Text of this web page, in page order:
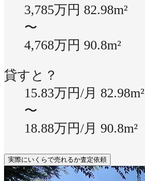
3,785万円 82.98m²
〜
4,768万円 90.8m²
貸すと？
15.83万円/月 82.98m²
〜
18.88万円/月 90.8m²
実際にいくらで売れるか査定依頼